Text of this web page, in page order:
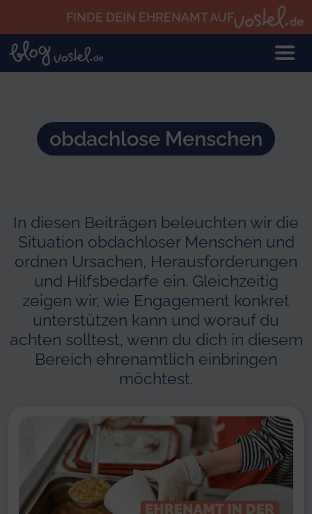
FINDE DEIN EHRENAMT AUF
obdachlose Menschen
In diesen Beiträgen beleuchten wir die
Situation obdachloser Menschen und
ordnen Ursachen, Herausforderungen
und Hilfsbedarfe ein. Gleichzeitig
zeigen wir, wie Engagement konkret
unterstützen kann und worauf du
achten solltest, wenn du dich in diesem
Bereich ehrenamtlich einbringen
möchtest.